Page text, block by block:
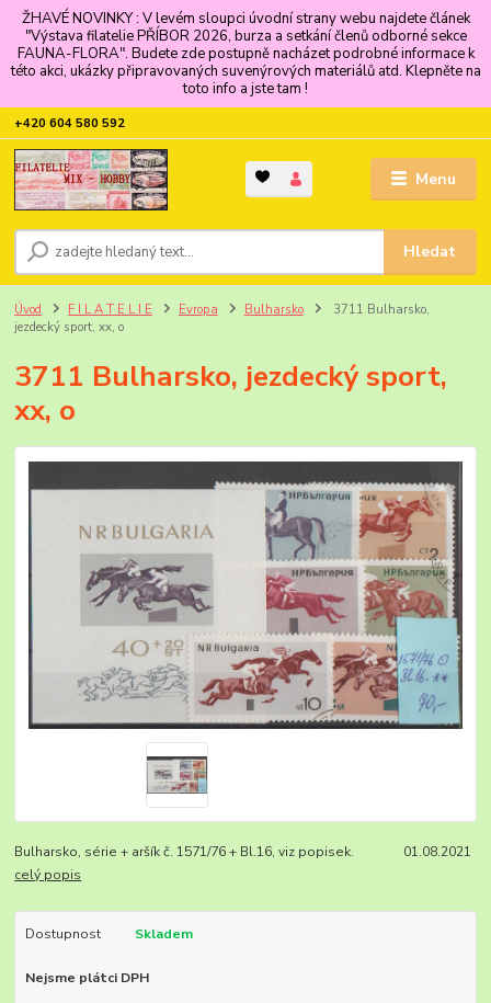
ŽHAVÉ NOVINKY : V levém sloupci úvodní strany webu najdete článek
"Výstava filatelie PŘÍBOR 2026, burza a setkání členů odborné sekce
FAUNA-FLORA". Budete zde postupně nacházet podrobné informace k
této akci, ukázky připravovaných suvenýrových materiálů atd. Klepněte na
toto info a jste tam !
Menu
Hledat
+420 604 580 592
Úvod F I L A T E L I E Evropa Bulharsko
3711 Bulharsko,
jezdecký sport, xx, o
3711 Bulharsko, jezdecký sport,
xx, o
Bulharsko, série + aršík č. 1571/76 + Bl.16, viz popisek. 01.08.2021
celý popis
Dostupnost Skladem
Nejsme plátci DPH